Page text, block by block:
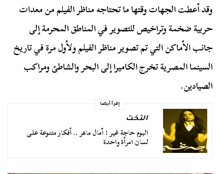
وقد أعطت الجهات وقتها ما تحتاجه مناظر الفيلم من معدات
حربية ضخمة وتراخيص للتصوير في المناطق المحرمة إلى
جانب الأماكن التي تم تصوير مناظر الفيلم ولأول مرة في تاريخ
السينما المصرية تخرج الكاميرا إلى البحر والشاطئ ومراكب
الصيادين.
إقرأ أيضا
التخت
البوم حاجة غير : اّمال ماهر .. أفكار متنوعة على
لسان امرأة واحدة